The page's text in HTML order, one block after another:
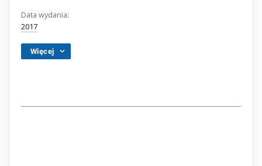
Data wydania:
2017
Więcej